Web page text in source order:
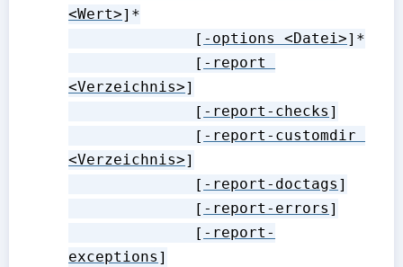
<Wert>]*
              [
-options <Datei>]*
              [
-report
<Verzeichnis>]
              [
-report-checks ]
              [
-report-customdir
<Verzeichnis>]
              [
-report-doctags ]
              [
-report-errors ]
              [
-report-
exceptions ]